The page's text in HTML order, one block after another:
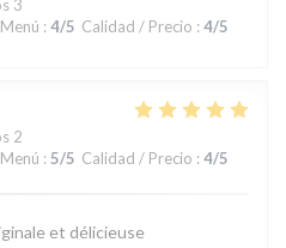
3
Menú : 4/5 Calidad / Precio : 4/5
2
Menú : 5/5 Calidad / Precio : 4/5
et délicieuse